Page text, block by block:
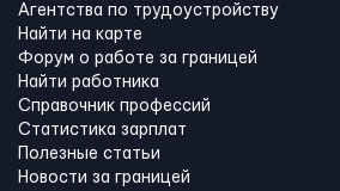
Агентства по трудоустройству
Найти на карте
Форум о работе за границей
Найти работника
Справочник профессий
Статистика зарплат
Полезные статьи
Новости за границей